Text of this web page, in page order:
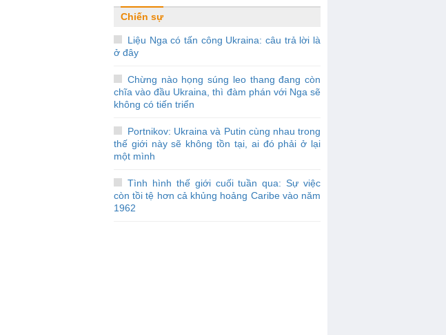
Chiến sự
Liệu Nga có tấn công Ukraina: câu trả lời là
ở đây
Chừng nào họng súng leo thang đang còn
chĩa vào đầu Ukraina, thì đàm phán với Nga sẽ
không có tiến triển
Portnikov: Ukraina và Putin cùng nhau trong
thế giới này sẽ không tồn tại, ai đó phải ở lại
một mình
Tình hình thế giới cuối tuần qua: Sự việc
còn tồi tệ hơn cả khủng hoảng Caribe vào năm
1962